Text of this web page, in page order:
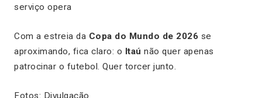
serviço opera
Com a estreia da Copa do Mundo de 2026 se
aproximando, fica claro: o Itaú não quer apenas
patrocinar o futebol. Quer torcer junto.
Fotos: Divulgação